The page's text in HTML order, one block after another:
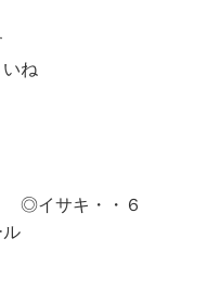
ね
◎イサキ・・６
ル